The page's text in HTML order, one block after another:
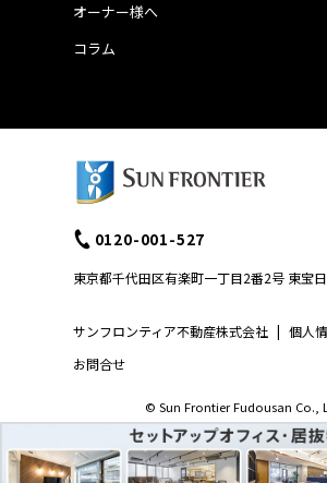
オーナー様へ
コラム
サンフロンティア不動産株式会社 | 個人
お問合せ
0120-001-527
東京都千代田区有楽町一丁目2番2号 東宝
© Sun Frontier Fudousan Co.,